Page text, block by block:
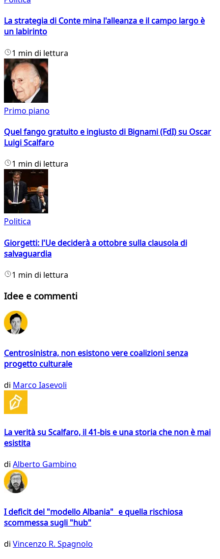
La strategia di Conte mina l'alleanza e il campo largo è
un labirinto
1 min di lettura
Primo piano
Quel fango gratuito e ingiusto di Bignami (FdI) su Oscar
Luigi Scalfaro
1 min di lettura
Politica
Giorgetti: l'Ue deciderà a ottobre sulla clausola di
salvaguardia
1 min di lettura
Idee e commenti
Centrosinistra, non esistono vere coalizioni senza
progetto culturale
di Marco Iasevoli
La verità su Scalfaro, il 41-bis e una storia che non è mai
esistita
di Alberto Gambino
I deficit del "modello Albania" e quella rischiosa
scommessa sugli "hub"
di Vincenzo R. Spagnolo